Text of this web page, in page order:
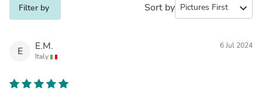
Filter by Sort by expand_more
E E.M.
Italy
6 Jul 2024